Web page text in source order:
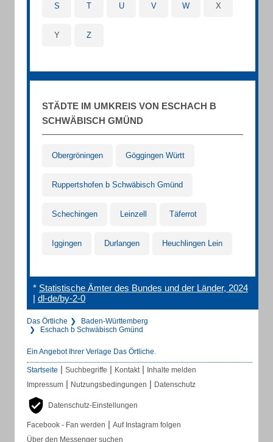
S T U V W X
Y Z
STÄDTE IM UMKREIS VON ESCHACH B
SCHWÄBISCH GMÜND
Obergröningen Göggingen Württ
Ruppertshofen b Schwäbisch Gmünd
Schechingen Leinzell Täferrot
Iggingen Durlangen Heuchlingen Lein
* Statistische Ämter des Bundes und der Länder, 2024
| dl-de/by-2-0
Das Örtliche
Baden-Württemberg
Eschach b Schwäbisch Gmünd
Ein Angebot Ihrer Verlage Das Örtliche.
Startseite | Suchbegriffe | Kontakt | Inhalte melden
Impressum | Nutzungsbedingungen | Datenschutz
Datenschutz-Einstellungen
Facebook - Fan werden | Auf Instagram folgen
Über den Messenger suchen